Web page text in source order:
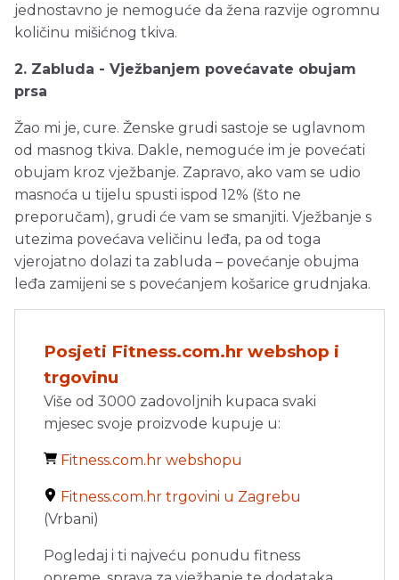
jednostavno je nemoguće da žena razvije ogromnu
količinu mišićnog tkiva.
2. Zabluda - Vježbanjem povećavate obujam
prsa
Žao mi je, cure. Ženske grudi sastoje se uglavnom
od masnog tkiva. Dakle, nemoguće im je povećati
obujam kroz vježbanje. Zapravo, ako vam se udio
masnoća u tijelu spusti ispod 12% (što ne
preporučam), grudi će vam se smanjiti. Vježbanje s
utezima povećava veličinu leđa, pa od toga
vjerojatno dolazi ta zabluda – povećanje obujma
leđa zamijeni se s povećanjem košarice grudnjaka.
Posjeti Fitness.com.hr webshop i
trgovinu
Više od 3000 zadovoljnih kupaca svaki
mjesec svoje proizvode kupuje u:
Fitness.com.hr webshopu
Fitness.com.hr trgovini u Zagrebu
(Vrbani)
Pogledaj i ti najveću ponudu fitness